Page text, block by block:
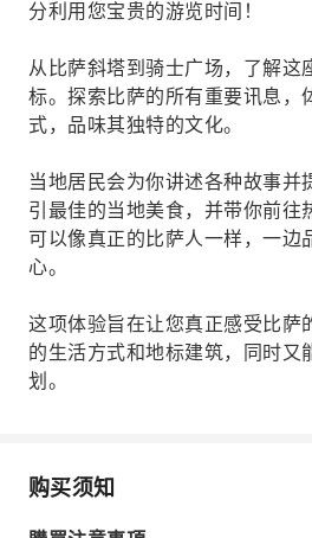
分利用您宝贵的游览时间！
从比萨斜塔到骑士广场，了解这
标。探索比萨的所有重要讯息，
式，品味其独特的文化。
当地居民会为你讲述各种故事并
引最佳的当地美食，并带你前往
可以像真正的比萨人一样，一边
心。
这项体验旨在让您真正感受比萨
的生活方式和地标建筑，同时又
划。
购买须知